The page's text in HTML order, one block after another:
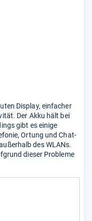
Display, einfacher
Der Akku hält bei
gibt es einige
Ortung und Chat-
des WLANs.
dieser Probleme